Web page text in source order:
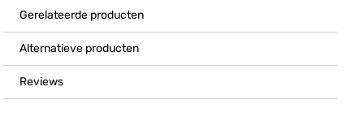
Gerelateerde producten
Alternatieve producten
Reviews